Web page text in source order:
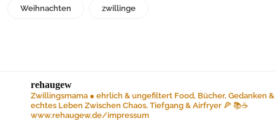
Weihnachten zwillinge
rehaugew
Zwillingsmama ● ehrlich & ungefiltert Food, Bücher, Gedanken &
echtes Leben Zwischen Chaos, Tiefgang & Airfryer 🍕 📚☕️
www.rehaugew.de/impressum